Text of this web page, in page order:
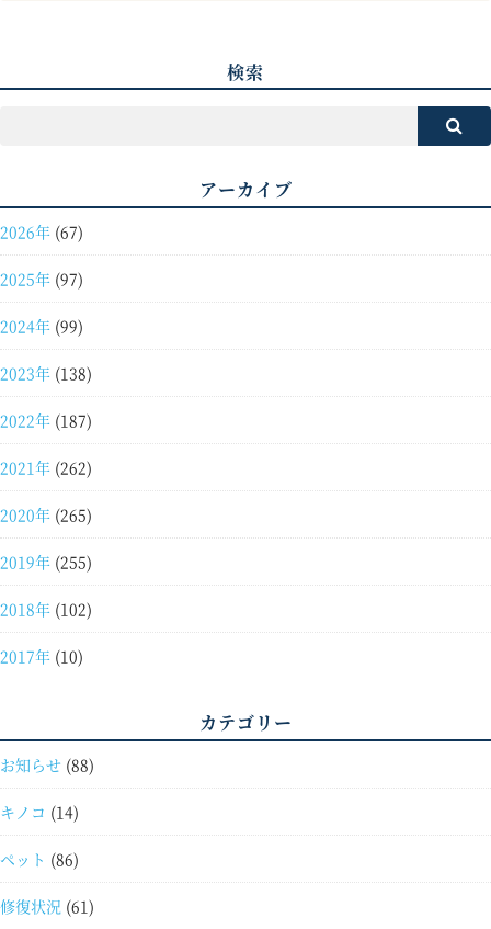
検索
アーカイブ
2026年 (67)
2025年 (97)
2024年 (99)
2023年 (138)
2022年 (187)
2021年 (262)
2020年 (265)
2019年 (255)
2018年 (102)
2017年 (10)
カテゴリー
お知らせ (88)
キノコ (14)
ペット (86)
修復状況 (61)